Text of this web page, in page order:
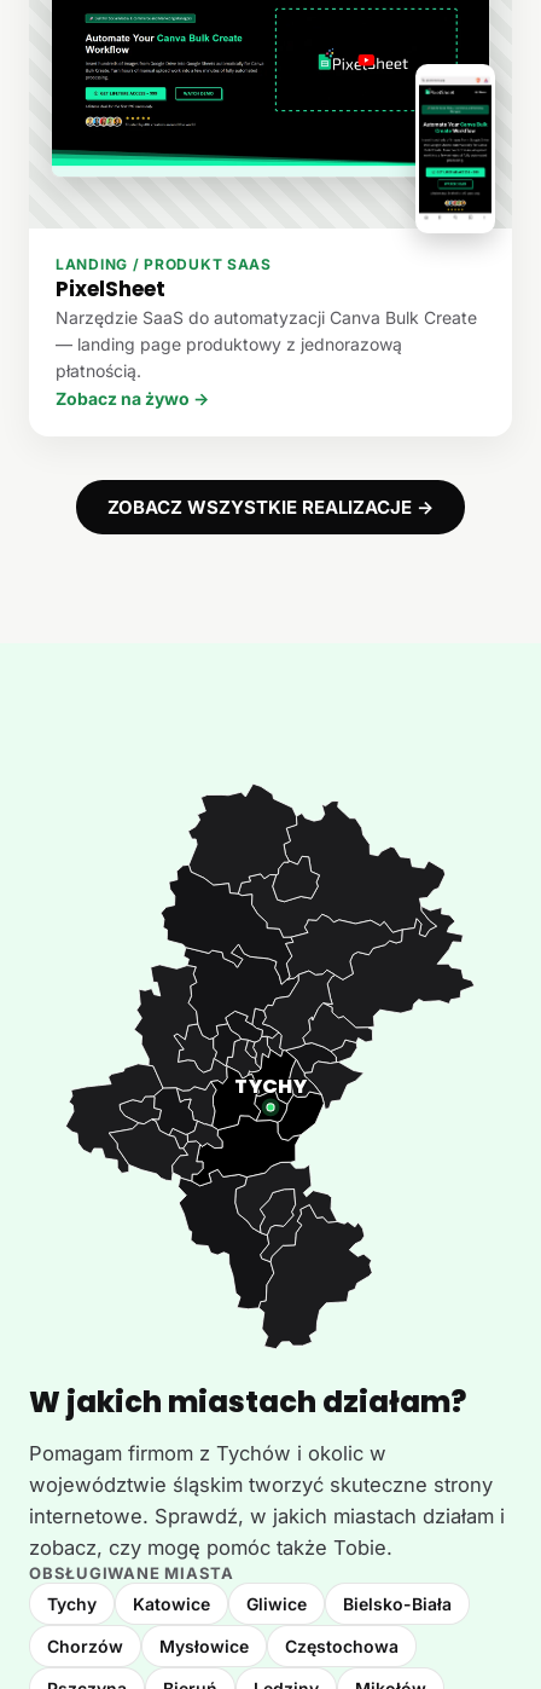
LANDING / PRODUKT SAAS
PixelSheet
Narzędzie SaaS do automatyzacji Canva Bulk Create
— landing page produktowy z jednorazową
płatnością.
Zobacz na żywo →
ZOBACZ WSZYSTKIE REALIZACJE →
W jakich miastach działam?
Pomagam firmom z Tychów i okolic w
województwie śląskim tworzyć skuteczne strony
internetowe. Sprawdź, w jakich miastach działam i
zobacz, czy mogę pomóc także Tobie.
OBSŁUGIWANE MIASTA
Tychy Katowice Gliwice Bielsko-Biała
Chorzów Mysłowice Częstochowa